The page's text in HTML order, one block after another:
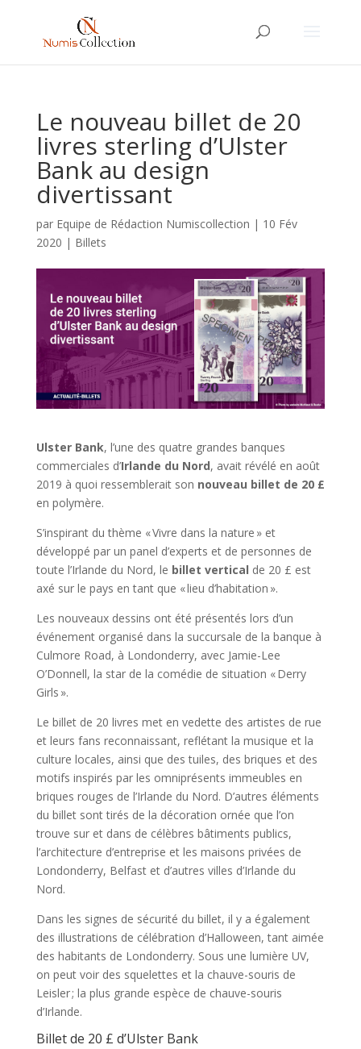
Le nouveau billet de 20
livres sterling d’Ulster
Bank au design
divertissant
par Equipe de Rédaction Numiscollection | 10 Fév
2020 | Billets
Ulster Bank, l’une des quatre grandes banques
commerciales d’Irlande du Nord, avait révélé en août
2019 à quoi ressemblerait son nouveau billet de 20 £
en polymère.
S’inspirant du thème « Vivre dans la nature » et
développé par un panel d’experts et de personnes de
toute l’Irlande du Nord, le billet vertical de 20 £ est
axé sur le pays en tant que « lieu d’habitation ».
Les nouveaux dessins ont été présentés lors d’un
événement organisé dans la succursale de la banque à
Culmore Road, à Londonderry, avec Jamie-Lee
O’Donnell, la star de la comédie de situation « Derry
Girls ».
Le billet de 20 livres met en vedette des artistes de rue
et leurs fans reconnaissant, reflétant la musique et la
culture locales, ainsi que des tuiles, des briques et des
motifs inspirés par les omniprésents immeubles en
briques rouges de l’Irlande du Nord. D’autres éléments
du billet sont tirés de la décoration ornée que l’on
trouve sur et dans de célèbres bâtiments publics,
l’architecture d’entreprise et les maisons privées de
Londonderry, Belfast et d’autres villes d’Irlande du
Nord.
Dans les signes de sécurité du billet, il y a également
des illustrations de célébration d’Halloween, tant aimée
des habitants de Londonderry. Sous une lumière UV,
on peut voir des squelettes et la chauve-souris de
Leisler ; la plus grande espèce de chauve-souris
d’Irlande.
Billet de 20 £ d’Ulster Bank